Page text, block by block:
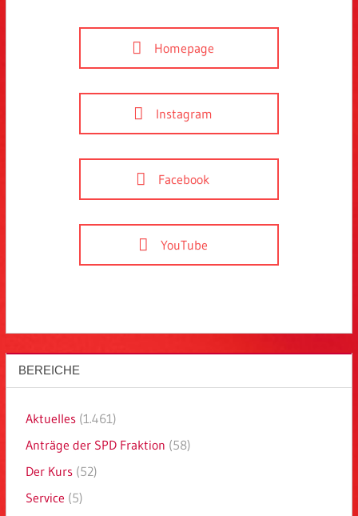
Homepage
Instagram
Facebook
YouTube
BEREICHE
Aktuelles(1.461)
Anträge der SPD Fraktion (58)
Der Kurs(52)
Service (5)